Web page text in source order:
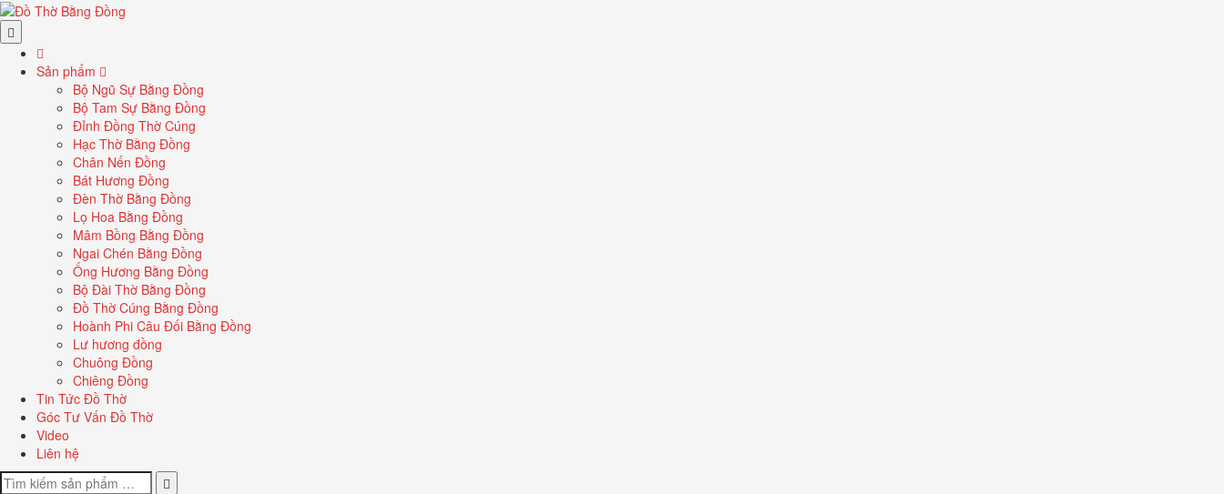
Sản phẩm
Bộ Ngũ Sự Bằng Đồng
Bộ Tam Sự Bằng Đồng
Đỉnh Đồng Thờ Cúng
Hạc Thờ Bằng Đồng
Chân Nến Đồng
Bát Hương Đồng
Đèn Thờ Bằng Đồng
Lọ Hoa Bằng Đồng
Mâm Bồng Bằng Đồng
Ngai Chén Bằng Đồng
Ống Hương Bằng Đồng
Bộ Đài Thờ Bằng Đồng
Đồ Thờ Cúng Bằng Đồng
Hoành Phi Câu Đối Bằng Đồng
Lư hương đồng
Chuông Đồng
Chiêng Đồng
Tin Tức Đồ Thờ
Góc Tư Vấn Đồ Thờ
Video
Liên hệ